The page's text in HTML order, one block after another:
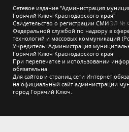
Сетевое издание "Администрация
Горячий Ключ Краснодарского края"
Свидетельство о регистрации СМИ ЭЛ №
Федеральной службой по надзору в
технологий и массовых коммуникаций
Учредитель: Администрация
Горячий Ключ Краснодарского края
При перепечатке и использовании
обязательна.
Для сайтов и страниц сети Интернет
на официальный сайт администрации
город Горячий Ключ.